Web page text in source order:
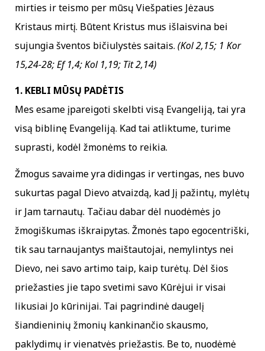
mirties ir teismo per mūsų Viešpaties Jėzaus
Kristaus mirtį. Būtent Kristus mus išlaisvina bei
sujungia šventos bičiulystės saitais. (Kol 2,15; 1 Kor
15,24-28; Ef 1,4; Kol 1,19; Tit 2,14)
1. KEBLI MŪSŲ PADĖTIS
Mes esame įpareigoti skelbti visą Evangeliją, tai yra
visą biblinę Evangeliją. Kad tai atliktume, turime
suprasti, kodėl žmonėms to reikia.
Žmogus savaime yra didingas ir vertingas, nes buvo
sukurtas pagal Dievo atvaizdą, kad Jį pažintų, mylėtų
ir Jam tarnautų. Tačiau dabar dėl nuodėmės jo
žmogiškumas iškraipytas. Žmonės tapo egocentriški,
tik sau tarnaujantys maištautojai, nemylintys nei
Dievo, nei savo artimo taip, kaip turėtų. Dėl šios
priežasties jie tapo svetimi savo Kūrėjui ir visai
likusiai Jo kūrinijai. Tai pagrindinė daugelį
šiandieninių žmonių kankinančio skausmo,
paklydimų ir vienatvės priežastis. Be to, nuodėmė